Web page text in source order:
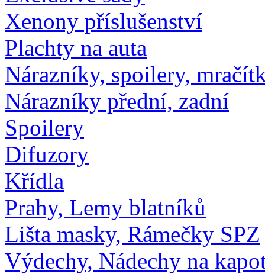
Xenony příslušenství
Plachty na auta
Nárazníky, spoilery,
Nárazníky přední, zadní
Spoilery
Difuzory
Křídla
Prahy, Lemy blatníků
Lišta masky, Rámečky SPZ
Výdechy, Nádechy na